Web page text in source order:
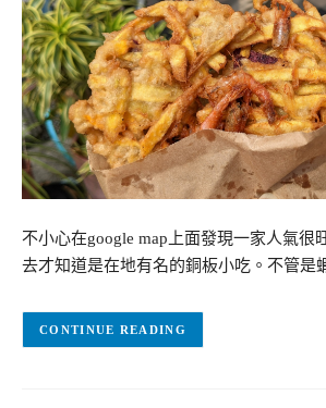
不小心在google map上面發現一家人氣很
去才知道是在地有名的銅板小吃。不管是
CONTINUE READING